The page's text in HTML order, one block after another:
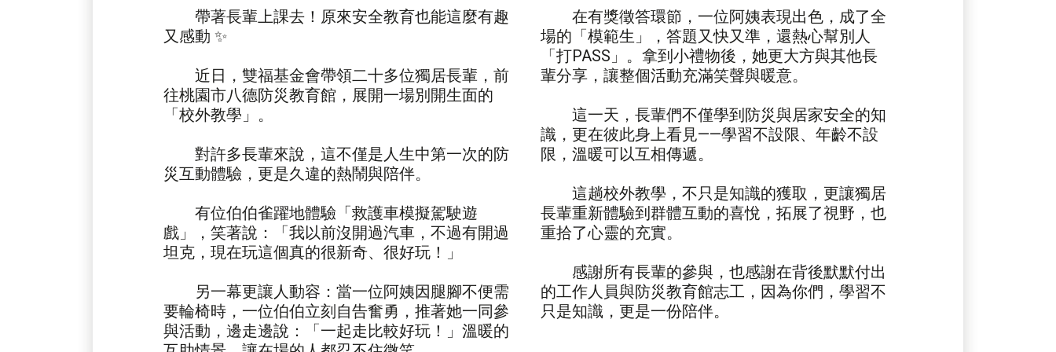
帶著長輩上課去！原來安全教育也能這麼有趣
又感動 ✨
近日，雙福基金會帶領二十多位獨居長輩，前
往桃園市八德防災教育館，展開一場別開生面的
「校外教學」。
對許多長輩來說，這不僅是人生中第一次的防
災互動體驗，更是久違的熱鬧與陪伴。
有位伯伯雀躍地體驗「救護車模擬駕駛遊
戲」，笑著說：「我以前沒開過汽車，不過有開過
坦克，現在玩這個真的很新奇、很好玩！」
另一幕更讓人動容：當一位阿姨因腿腳不便需
要輪椅時，一位伯伯立刻自告奮勇，推著她一同參
與活動，邊走邊說：「一起走比較好玩！」溫暖的
在有獎徵答環節，一位阿姨表現出色，成了全
場的「模範生」，答題又快又準，還熱心幫別人
「打PASS」。拿到小禮物後，她更大方與其他長
輩分享，讓整個活動充滿笑聲與暖意。
這一天，長輩們不僅學到防災與居家安全的知
識，更在彼此身上看見——學習不設限、年齡不設
限，溫暖可以互相傳遞。
這趟校外教學，不只是知識的獲取，更讓獨居
長輩重新體驗到群體互動的喜悅，拓展了視野，也
重拾了心靈的充實。
感謝所有長輩的參與，也感謝在背後默默付出
的工作人員與防災教育館志工，因為你們，學習不
只是知識，更是一份陪伴。